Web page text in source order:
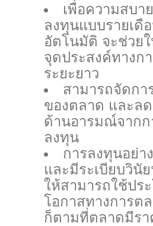
เพื่อความสบา
ลงทุนแบบรายเดื
อัตโนมัติ จะช่วย
จุดประสงค์ทางก
ระยะยาว
สามารถจัดกา
ของตลาด และล
ด้านอารมณ์จากก
ลงทุน
การลงทุนอย่า
และมีระเบียบวินั
ให้สามารถใช้ปร
โอกาสทางการต
ก็ตามที่ตลาดมีร